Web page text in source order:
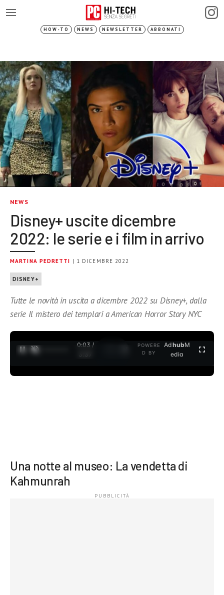
HOW-TO NEWS NEWSLETTER ABBONATI
NEWS
Disney+ uscite dicembre
2022: le serie e i film in arrivo
MARTINA PEDRETTI | 1 DICEMBRE 2022
DISNEY+
Tutte le novità in uscita a dicembre 2022 su Disney+, dalla
serie Il mistero dei templari a American Horror Story NYC
0:04 /
3:37
POWERE
D BY
AdhubM
edia
Una notte al museo: La vendetta di
Kahmunrah